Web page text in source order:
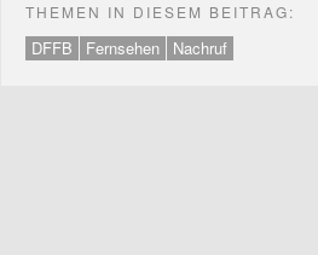
THEMEN IN DIESEM BEITRAG:
DFFB Fernsehen Nachruf